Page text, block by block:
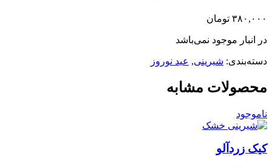
۳۸۰,۰۰۰ تومان
در انبار موجود نمی‌باشد
دسته‌بندی: شیرینی, عید نوروز
محصولات مشابه
ناموجود
کیک زردآلو